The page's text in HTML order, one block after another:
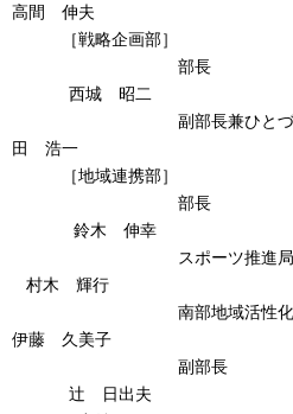
高間 伸夫
［戦略企画部］
部
西城 昭二
副部長兼ひとづく
田 浩一
［地域連携部］
部
鈴木 伸幸
スポーツ
村木 輝行
南部地域
伊藤 久美子
副
辻 日出夫